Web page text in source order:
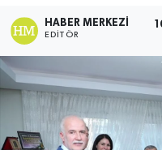
HABER MERKEZI
EDITÖR
Turizm
Haber Arşivi